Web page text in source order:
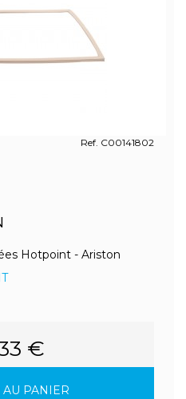
Ref. C00141802
Hotpoint - Ariston
€
AU PANIER